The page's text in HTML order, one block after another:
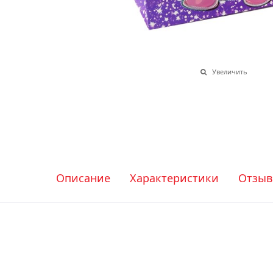
Увеличить
Описание Характеристики